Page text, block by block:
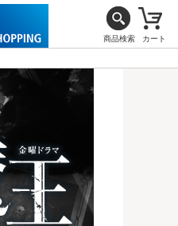
商品検索 カート